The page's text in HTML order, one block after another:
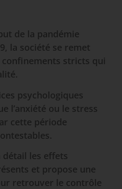
de la pandémie
la société se remet
stricts qui
psychologiques
l’anxiété ou le stress
cette période
détail les effets
et propose une
retrouver le contrôle